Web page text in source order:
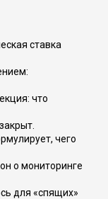
ставка
что
чего
о мониторинге
для «спящих»